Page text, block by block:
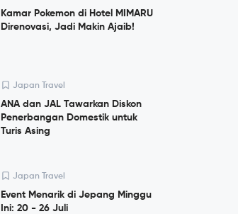
Kamar Pokemon di Hotel MIMARU
Direnovasi, Jadi Makin Ajaib!
Japan Travel
ANA dan JAL Tawarkan Diskon
Penerbangan Domestik untuk
Turis Asing
Japan Travel
Event Menarik di Jepang Minggu
Ini: 20 - 26 Juli